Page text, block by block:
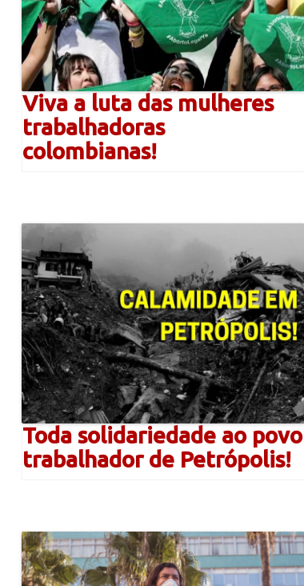
Viva a luta das mulheres
trabalhadoras
colombianas!
Toda solidariedade ao povo
trabalhador de Petrópolis!